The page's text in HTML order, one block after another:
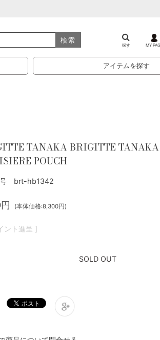
検索
探す MY
アイテムを探す
TANAKA BRIGITTE TANAKA
POUCH
号 brt-hb1342
(本体価格:8,300円)
ント進呈 ]
SOLD OUT